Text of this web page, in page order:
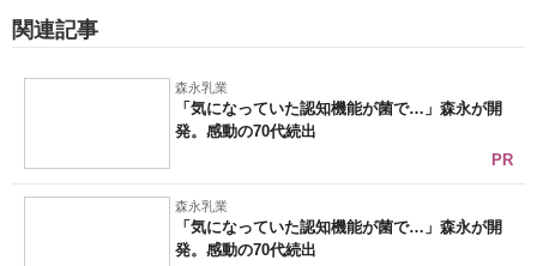
関連記事
森永乳業
「気になっていた認知機能が菌で…」森永が開
発。感動の70代続出
PR
森永乳業
「気になっていた認知機能が菌で…」森永が開
発。感動の70代続出